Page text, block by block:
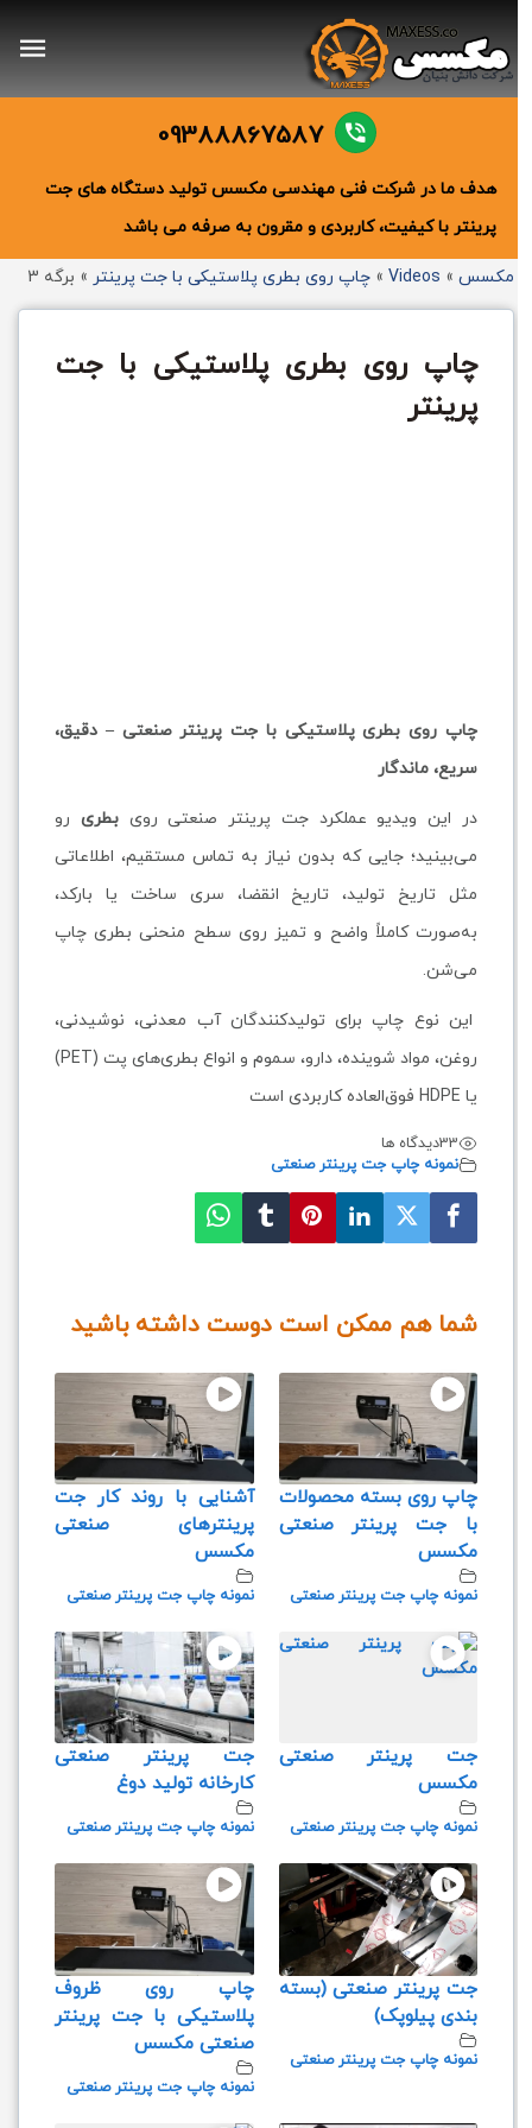
09388867587
هدف ما در شرکت فنی مهندسی مکسس تولید دستگاه های جت
پرینتر با کیفیت، کاربردی و مقرون به صرفه می باشد
مکسس»
Videos
» چاپ روی بطری پلاستیکی با جت پرینتر» برگه 3
چاپ روی بطری پلاستیکی با جت
پرینتر
چاپ روی بطری پلاستیکی با جت پرینتر صنعتی – دقیق،
سریع، ماندگار
در این ویدیو عملکرد جت پرینتر صنعتی رویبطریرو
می‌بینید؛ جایی که بدون نیاز به تماس مستقیم، اطلاعاتی
مثل تاریخ تولید، تاریخ انقضا، سری ساخت یا بارکد،
به‌صورت کاملاً واضح و تمیز روی سطح منحنی بطری چاپ
می‌شن.
این نوع چاپ برای تولیدکنندگان آب معدنی، نوشیدنی،
روغن، مواد شوینده، دارو، سموم و انواع بطری‌های پت (PET)
یا HDPE فوق‌العاده کاربردی است
33دیدگاه ها
نمونه چاپ جت پرینتر صنعتی
شما هم ممکن است دوست داشته باشید
چاپ روی بسته محصولات
با جت پرینتر صنعتی
مکسس
نمونه چاپ جت پرینتر صنعتی
آشنایی با روند کار جت
پرینترهای صنعتی
مکسس
نمونه چاپ جت پرینتر صنعتی
جت پرینتر صنعتی
مکسس
نمونه چاپ جت پرینتر صنعتی
جت پرینتر صنعتی
کارخانه تولید دوغ
نمونه چاپ جت پرینتر صنعتی
جت پرینتر صنعتی (بسته
بندی پیلوپک)
نمونه چاپ جت پرینتر صنعتی
چاپ روی ظروف
پلاستیکی با جت پرینتر
صنعتی مکسس
نمونه چاپ جت پرینتر صنعتی